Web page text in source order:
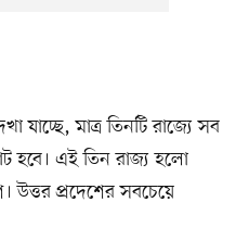
যাচ্ছে, মাত্র তিনটি রাজ্যে সব
হবে। এই তিন রাজ্য হলো
উত্তর প্রদেশের সবচেয়ে